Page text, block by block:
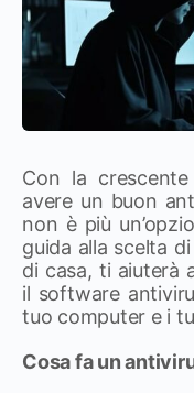
Con la
avere un buon
non è più
guida alla scelta
di casa, ti aiuterà
il software
tuo computer e i
Cosa fa un